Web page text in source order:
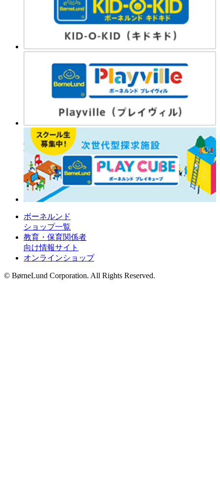
ボーネルンド
ショップ一覧
教育・保育関係者
向け情報サイト
オンラインショップ
© BørneLund Corporation. All Rights Reserved.